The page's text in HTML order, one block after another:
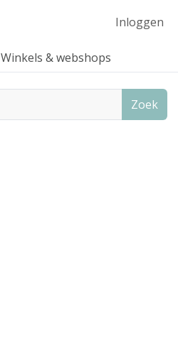
Inloggen
Winkels & webshops
Zoek